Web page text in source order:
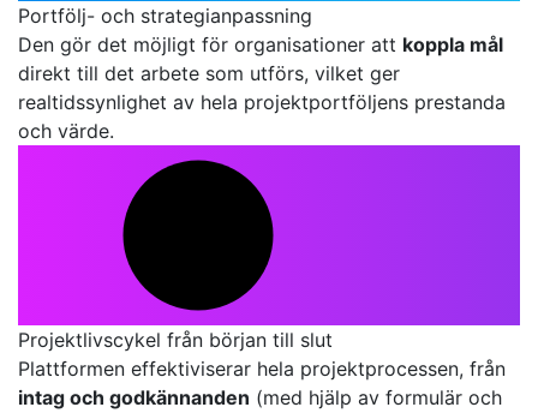
Portfölj- och strategianpassning
Den gör det möjligt för organisationer att koppla mål
direkt till det arbete som utförs, vilket ger
realtidssynlighet av hela projektportföljens prestanda
och värde.
Projektlivscykel från början till slut
Plattformen effektiviserar hela projektprocessen, från
intag och godkännanden (med hjälp av formulär och